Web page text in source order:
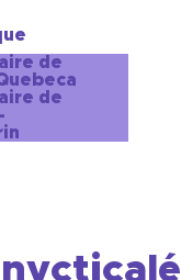
de
de
nycticalé